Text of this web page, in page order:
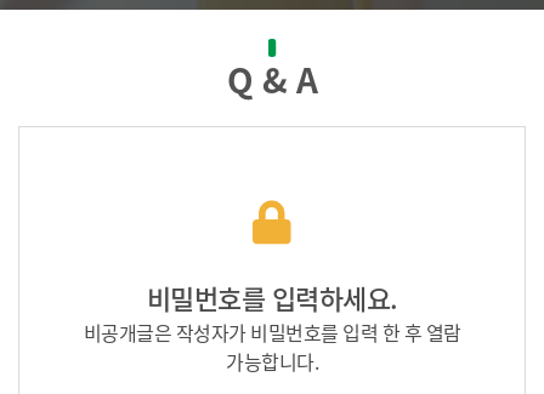
Q & A
비밀번호를 입력하세요.
비공개글은 작성자가 비밀번호를 입력 한 후 열람
가능합니다.